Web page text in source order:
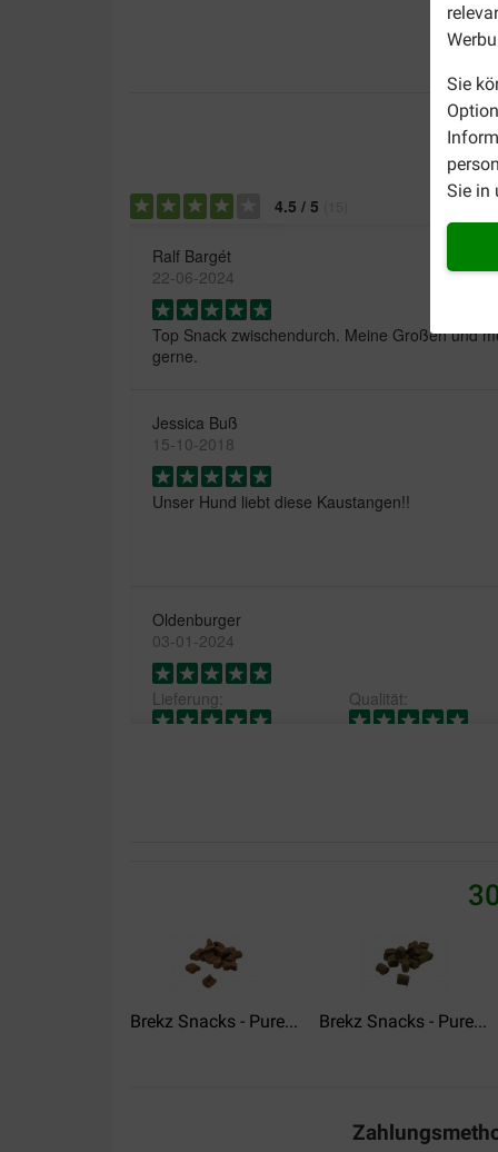
Sie
Sie in
4.5 / 5
Ralf Bargét
22-06-2024
Top Snack zwischendurch. Meine Großen und
gerne.
Jessica Buß
15-10-2018
Unser Hund liebt diese Kaustangen!!
Oldenburger
03-01-2024
Lieferung: Qualität:
mon chien aime bien ces bâtonnets et le prix et
Translate to English
Brekz Snacks - Pure... Brekz Snacks - Pure...